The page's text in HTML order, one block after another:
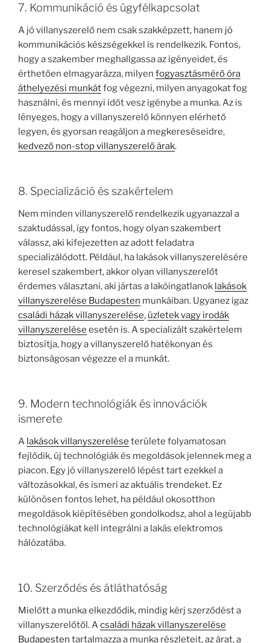
7. Kommunikáció és ügyfélkapcsolat
A jó villanyszerelő nem csak szakképzett, hanem jó
kommunikációs készségekkel is rendelkezik. Fontos,
hogy a szakember meghallgassa az igényeidet, és
érthetően elmagyarázza, milyen fogyasztásmérő óra
áthelyezési munkátfog végezni, milyen anyagokat fog
használni, és mennyi időt vesz igénybe a munka. Az is
lényeges, hogy a villanyszerelő könnyen elérhető
legyen, és gyorsan reagáljon a megkereséseidre,
kedvező non-stop villanyszerelő árak.
8. Specializáció és szakértelem
Nem minden villanyszerelő rendelkezik ugyanazzal a
szaktudással, így fontos, hogy olyan szakembert
válassz, aki kifejezetten az adott feladatra
specializálódott. Például, ha lakások villanyszerelésére
keresel szakembert, akkor olyan villanyszerelőt
érdemes választani, aki jártas a lakóingatlanok lakások
villanyszerelése Budapesten munkáiban. Ugyanez igaz
családi házak villanyszerelése, üzletek vagy irodák
villanyszerelése esetén is. A specializált szakértelem
biztosítja, hogy a villanyszerelő hatékonyan és
biztonságosan végezze el a munkát.
9. Modern technológiák és innovációk
ismerete
A lakások villanyszerelése területe folyamatosan
fejlődik, új technológiák és megoldások jelennek meg a
piacon. Egy jó villanyszerelő lépést tart ezekkel a
változásokkal, és ismeri az aktuális trendeket. Ez
különösen fontos lehet, ha például okosotthon
megoldások kiépítésében gondolkodsz, ahol a legújabb
technológiákat kell integrálni a lakás elektromos
hálózatába.
10. Szerződés és átláthatóság
Mielőtt a munka elkezdődik, mindig kérj szerződést a
villanyszerelőtől. Acsaládi házak villanyszerelése
Budapesten tartalmazza a munka részleteit, az árat, a